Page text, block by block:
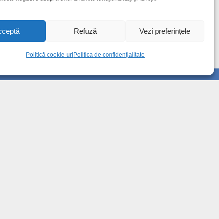
Refuză Vezi preferințele
Politică cookie-uri Politica de confidențialitate